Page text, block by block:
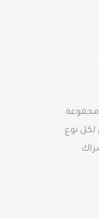
مجموعة
لكل نوع